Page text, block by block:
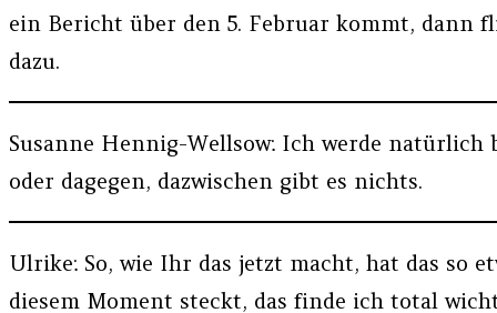
ein Bericht über den 5. Februar kommt, dann
dazu.
Susanne Hennig-Wellsow: Ich werde
oder dagegen, dazwischen gibt es nichts.
Ulrike: So, wie Ihr das jetzt macht, hat das so
diesem Moment steckt, das finde ich total